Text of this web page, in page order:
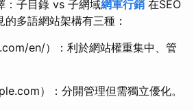
：子目錄 vs 子網域網軍行銷 在SEO
多語網站架構有三種：
en/）：利於網站權重集中、管
）：分開管理但需獨立優化。